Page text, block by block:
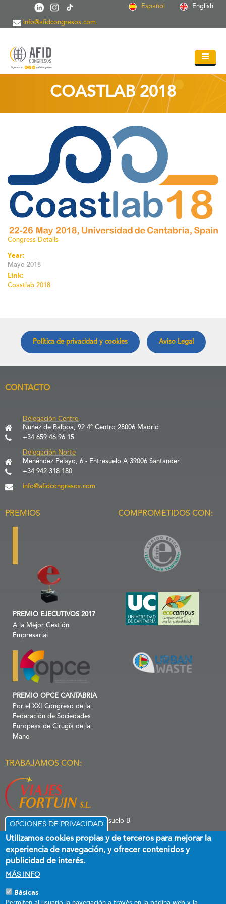
Pasar al contenido principal Español English
info@afidcongresos.com
Soc.Científicas
Blog
Contacto
COASTLAB 2018
Congress Details
Year:
Mayo 2018
Link:
Coastlab 2018
Política de privacidad y cookies Aviso Legal
CONTACTO
Delegación Centro
Nuñez de Balboa, 92 4º Centro 28006 Madrid
+34 659 46 96 15
Delegación Norte
Menéndez Pelayo, 6 - Entresuelo A 39006 Santander
+34 942 318 180
info@afidcongresos.com
PREMIOS
PREMIO EJECUTIVOS 2017
A la Mejor Gestión
Empresarial
PREMIO OPCE CANTABRIA
Por el XXI Congreso de la
Federación de Sociedades
Europeas de Cirugía de la
Mano
COMPROMETIDOS CON:
TRABAJAMOS CON:
C/ Menéndez Pelayo 6 Entresuelo B
Opciones de privacidad
Utilizamos cookies propias y de terceros para mejorar la
experiencia de navegación, y ofrecer contenidos y
publicidad de interés.
Más info
Básicas